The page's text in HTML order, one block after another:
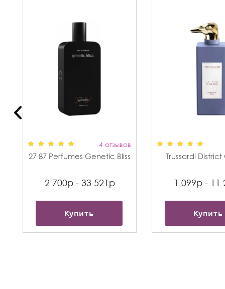
4 отзывов
27 87 Perfumes Genetic Bliss
2 700р - 33 521р
Купить
Trussardi
1 099р - 11
Купить